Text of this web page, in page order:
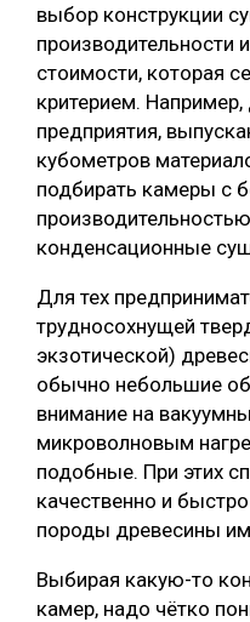
выбор конструкции
производительности
стоимости, которая
критерием. Например,
предприятия,
кубометров
подбирать камеры с
конденсационные
Для тех
трудносохнущей
экзотической)
обычно небольшие
внимание на
микроволновым
подобные. При этих
качественно и
породы древесины
Выбирая какую-то
камер, надо чётко